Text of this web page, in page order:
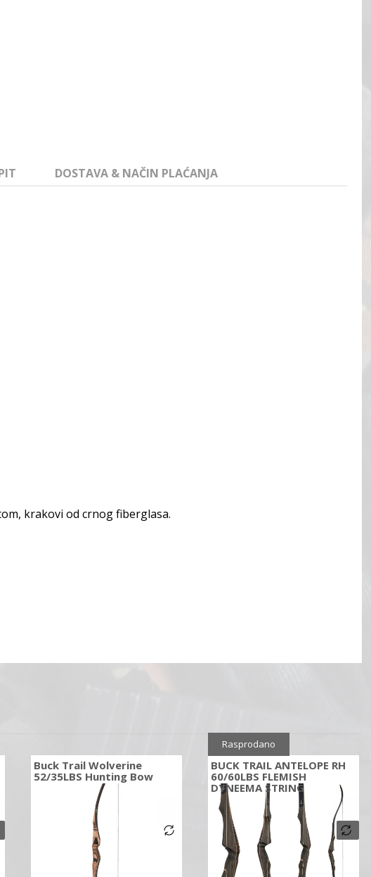
DOSTAVA & NAČIN PLAĆANJA
krakovi od crnog fiberglasa.
Buck Trail Wolverine
52/35LBS Hunting Bow
BUCK TRAIL ANTELOPE RH
60/60LBS FLEMISH
DYNEEMA STRING
Rasprodano